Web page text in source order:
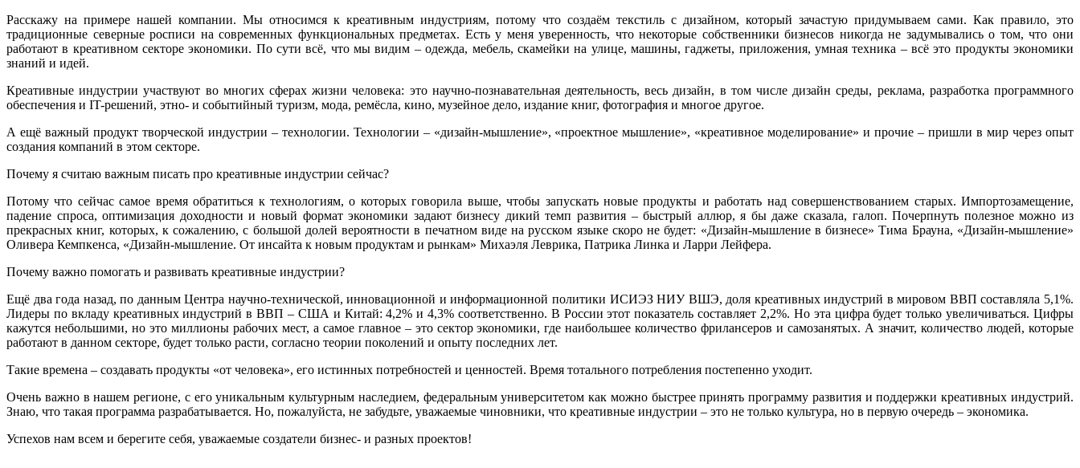
Расскажу на примере нашей компании. Мы относимся к креативным индустриям, потому что создаём текстиль с дизайном, который зачастую придумываем сами. Как правило, это
традиционные северные росписи на современных функциональных предметах. Есть у меня уверенность, что некоторые собственники бизнесов никогда не задумывались о том, что они
работают в креативном секторе экономики. По сути всё, что мы видим – одежда, мебель, скамейки на улице, машины, гаджеты, приложения, умная техника – всё это продукты экономики
знаний и идей.
Креативные индустрии участвуют во многих сферах жизни человека: это научно-познавательная деятельность, весь дизайн, в том числе дизайн среды, реклама, разработка программного
обеспечения и IT-решений, этно- и событийный туризм, мода, ремёсла, кино, музейное дело, издание книг, фотография и многое другое.
А ещё важный продукт творческой индустрии – технологии. Технологии – «дизайн-мышление», «проектное мышление», «креативное моделирование» и прочие – пришли в мир через опыт
создания компаний в этом секторе.
Почему я считаю важным писать про креативные индустрии сейчас?
Потому что сейчас самое время обратиться к технологиям, о которых говорила выше, чтобы запускать новые продукты и работать над совершенствованием старых. Импортозамещение,
падение спроса, оптимизация доходности и новый формат экономики задают бизнесу дикий темп развития – быстрый аллюр, я бы даже сказала, галоп. Почерпнуть полезное можно из
прекрасных книг, которых, к сожалению, с большой долей вероятности в печатном виде на русском языке скоро не будет: «Дизайн-мышление в бизнесе» Тима Брауна, «Дизайн-мышление»
Оливера Кемпкенса, «Дизайн-мышление. От инсайта к новым продуктам и рынкам» Михаэля Леврика, Патрика Линка и Ларри Лейфера.
Почему важно помогать и развивать креативные индустрии?
Ещё два года назад, по данным Центра научно-технической, инновационной и информационной политики ИСИЭЗ НИУ ВШЭ, доля креативных индустрий в мировом ВВП составляла 5,1%.
Лидеры по вкладу креативных индустрий в ВВП – США и Китай: 4,2% и 4,3% соответственно. В России этот показатель составляет 2,2%. Но эта цифра будет только увеличиваться. Цифры
кажутся небольшими, но это миллионы рабочих мест, а самое главное – это сектор экономики, где наибольшее количество фрилансеров и самозанятых. А значит, количество людей, которые
работают в данном секторе, будет только расти, согласно теории поколений и опыту последних лет.
Такие времена – создавать продукты «от человека», его истинных потребностей и ценностей. Время тотального потребления постепенно уходит.
Очень важно в нашем регионе, с его уникальным культурным наследием, федеральным университетом как можно быстрее принять программу развития и поддержки креативных индустрий.
Знаю, что такая программа разрабатывается. Но, пожалуйста, не забудьте, уважаемые чиновники, что креативные индустрии – это не только культура, но в первую очередь – экономика.
Успехов нам всем и берегите себя, уважаемые создатели бизнес- и разных проектов!